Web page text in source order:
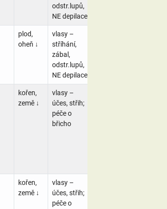
odstr.lupů,
NE depilace
plod,
oheň ↓
vlasy –
stříhání,
zábal,
odstr.lupů,
NE depilace
kořen,
země ↓
vlasy –
účes, střih;
péče o
břicho
kořen,
země ↓
vlasy –
účes, střih;
péče o